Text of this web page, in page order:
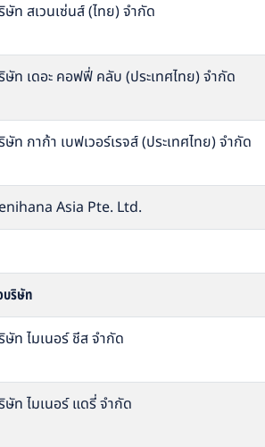
ษัท สเวนเซ่นส์ (ไทย) จำกัด
ษัท เดอะ คอฟฟี่ คลับ (ประเทศไทย) จำกัด
ษัท กาก้า เบฟเวอร์เรจส์ (ประเทศไทย) จำกัด
Asia Pte. Ltd.
ริษัท
ษัท ไมเนอร์ ชีส จำกัด
ษัท ไมเนอร์ แดรี่ จำกัด